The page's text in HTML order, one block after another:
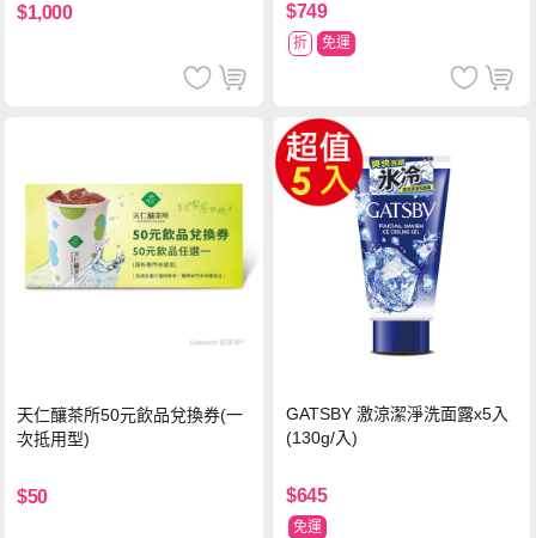
$1,000 $749
折 免運
天仁釀茶所50元飲品兌換券(一
次抵用型)
$50
GATSBY 激涼潔淨洗面露x5入
(130g/入)
$645
免運